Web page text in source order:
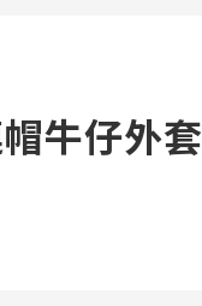
牛仔外套